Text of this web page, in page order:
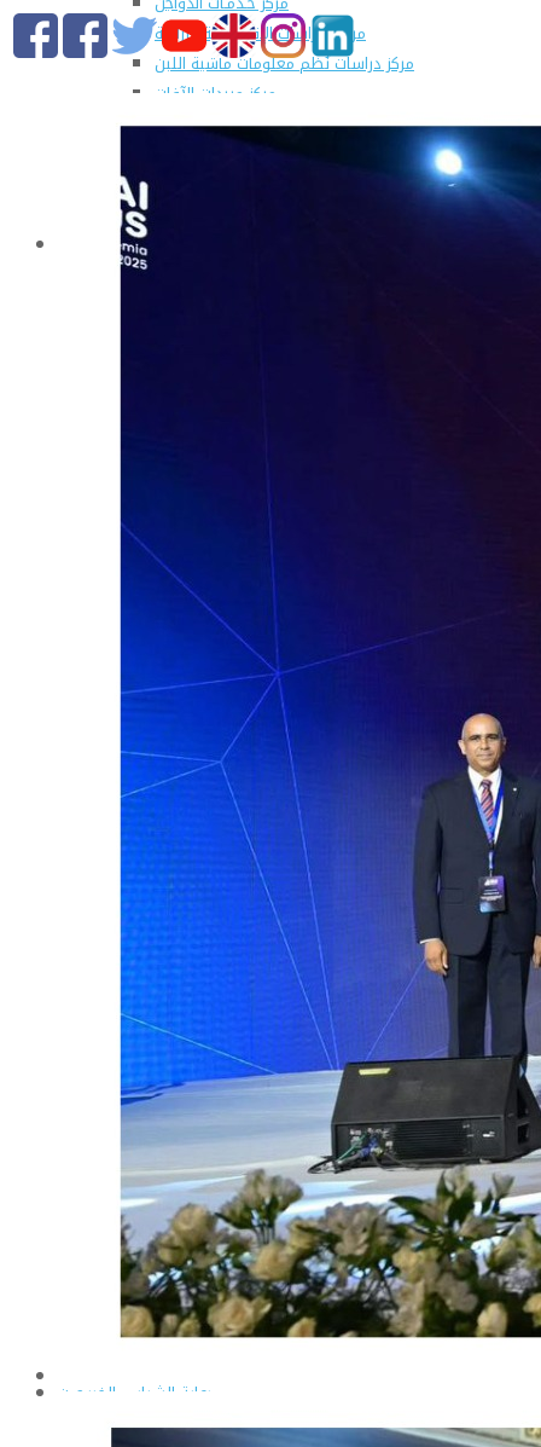
مركز الدراسات الإقتصادية الزراعية
مركز دراسات نُظم معلومات ماشية اللبن
مركز مبيدات الآفات
مطبعة كلية الزراعة
وحدة الهندسة الزراعية للدراسات والإستشارات الفنية
التسجيل في دورات مركز الحاسب الآلي بالكلية
التعليم والطلاب
للحصول على البريد الالكترونى للطالب
التدريب الميداني
نادى الطلاب المتفوقين
الدراسات العليا والبحوث والعلاقات الثقافية
عن قطاع الدراسات العليا والبحوث
إدارة العلاقات الثقافية
المصاريف الدراسية لطلاب الدراسات العليا
البرامج الدراسية
الدكتوراة
برنامج الماجستير
برنامج الماجستير المهنى
ماجستير الأدارة المستدامة للأراضى
لوائح برامج الدراسات العليا
(الأوراق المطلوبة للتسجيل (ماجستير/ دكتوراه
التقدم للدراسات العليا إلكترونيا
شروط قبول الطلاب الوافديين
متطلبات منح درجة الدكتوراة
إيداع الرسائل بالمكتبة المركزية
نماذج البعثات والمهمات العلمية
قواعد كتابة الرسائل العلمية
محطة التجارب و البحوث الزراعية
خدمة المجتمع وتنمية البيئة
تقرير قطاع شئون البيئة و خدمة المجتمع
عن قطاع خدمة المجتمع وتنمية البيئة
الخطة السنوية للقطاع
وحدة الأزمات والكوارث
رعاية الشباب والخريجون
رعاية الشباب